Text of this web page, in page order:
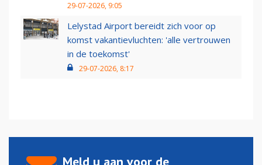
29-07-2026, 9:05
Lelystad Airport bereidt zich voor op
komst vakantievluchten: 'alle vertrouwen
in de toekomst'
29-07-2026, 8:17
Meld u aan voor de